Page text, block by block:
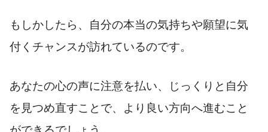
もしかしたら、自分の本当の気持ちや願望に気
付くチャンスが訪れているのです。
あなたの心の声に注意を払い、じっくりと自分
を見つめ直すことで、より良い方向へ進むこと